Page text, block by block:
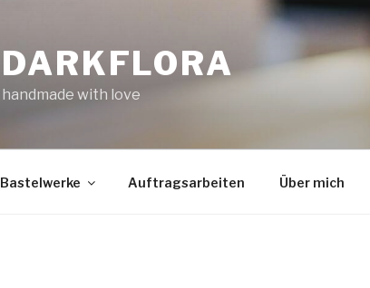
DARKFLORA
handmade with love
Bastelwerke Auftragsarbeiten Über mich